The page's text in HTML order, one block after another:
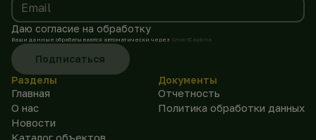
Email
Даю согласие на обработку
Ваши данные обрабатываются автоматически через SmartCaptcha
Подписаться
Разделы
Главная
О нас
Новости
Каталог объектов
Документы
Отчетность
Политика обработки данных